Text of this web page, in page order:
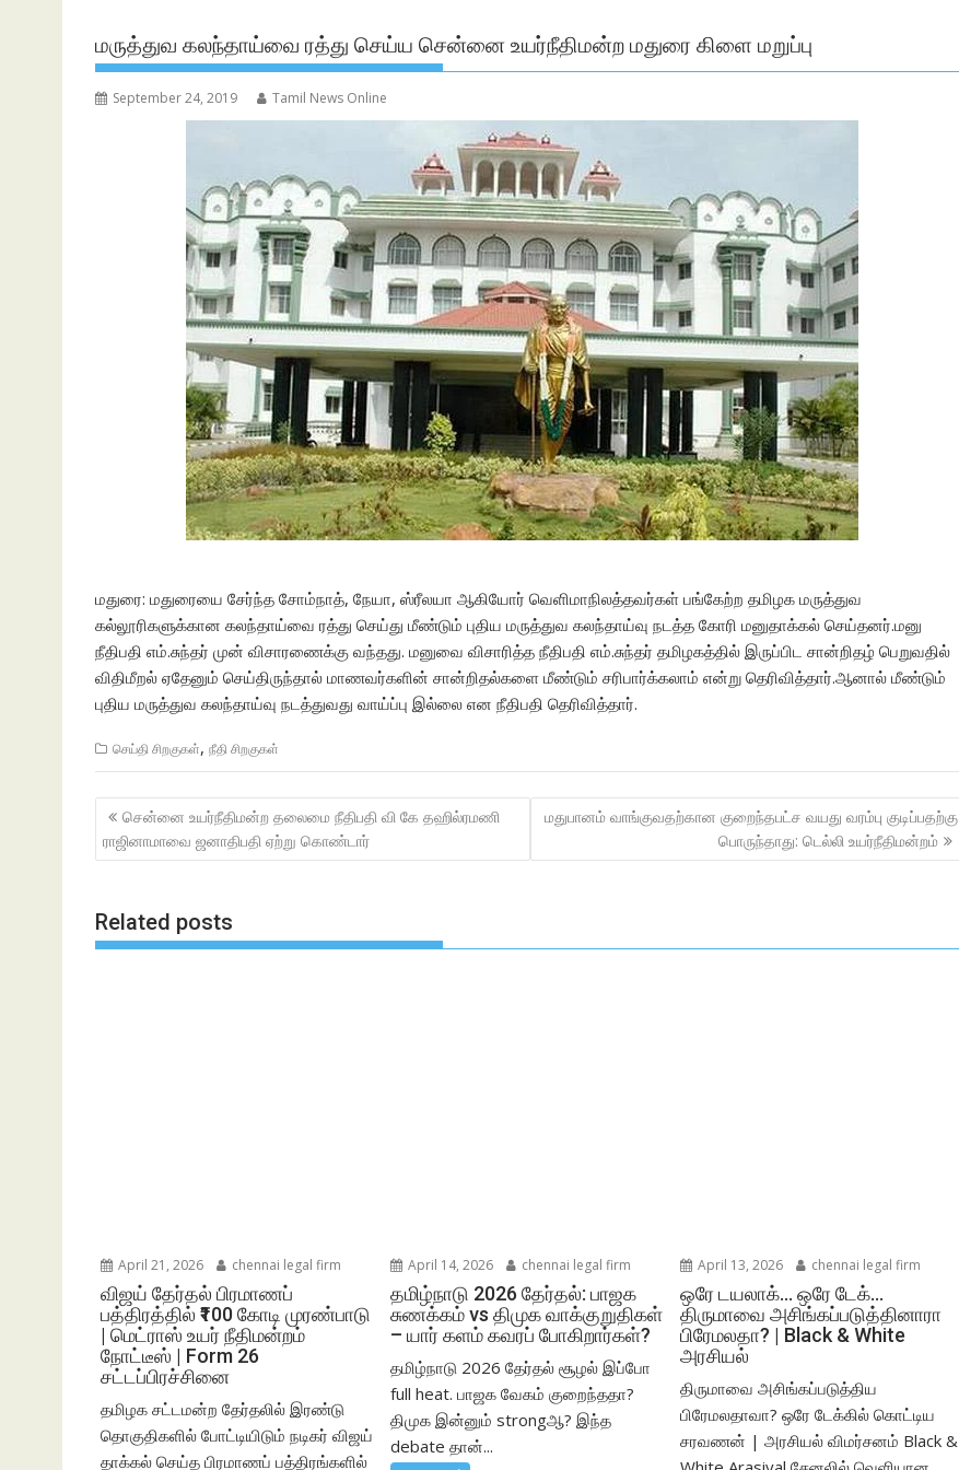
மருத்துவ கலந்தாய்வை ரத்து செய்ய சென்னை உயர்நீதிமன்ற மதுரை கிளை மறுப்பு
September 24, 2019 Tamil News Online
மதுரை: மதுரையை சேர்ந்த சோம்நாத், நேயா, ஸ்ரீலயா ஆகியோர் வெளிமாநிலத்தவர்கள் பங்கேற்ற தமிழக மருத்துவ
கல்லூரிகளுக்கான கலந்தாய்வை ரத்து செய்து மீண்டும் புதிய மருத்துவ கலந்தாய்வு நடத்த கோரி மனுதாக்கல் செய்தனர்.மனு
நீதிபதி எம்.சுந்தர் முன் விசாரணைக்கு வந்தது. மனுவை விசாரித்த நீதிபதி எம்.சுந்தர் தமிழகத்தில் இருப்பிட சான்றிதழ் பெறுவதில்
விதிமீறல் ஏதேனும் செய்திருந்தால் மாணவர்களின் சான்றிதல்களை மீண்டும் சரிபார்க்கலாம் என்று தெரிவித்தார்.ஆனால் மீண்டும்
புதிய மருத்துவ கலந்தாய்வு நடத்துவது வாய்ப்பு இல்லை என நீதிபதி தெரிவித்தார்.
செய்தி சிறகுகள், நீதி சிறகுகள்
Post
navigation
சென்னை உயர்நீதிமன்ற தலைமை நீதிபதி வி கே தஹில்ரமணி
ராஜினாமாவை ஜனாதிபதி ஏற்று கொண்டார்
மதுபானம் வாங்குவதற்கான குறைந்தபட்ச வயது வரம்பு குடிப்பதற்கு
பொருந்தாது: டெல்லி உயர்நீதிமன்றம்
Related posts
April 21, 2026 chennai legal firm
விஜய் தேர்தல் பிரமாணப்
பத்திரத்தில் ₹100 கோடி முரண்பாடு
| மெட்ராஸ் உயர் நீதிமன்றம்
நோட்டீஸ் | Form 26
சட்டப்பிரச்சினை
தமிழக சட்டமன்ற தேர்தலில் இரண்டு
தொகுதிகளில் போட்டியிடும் நடிகர் விஜய்
தாக்கல் செய்த பிரமாணப் பத்திரங்களில்
April 14, 2026 chennai legal firm
தமிழ்நாடு 2026 தேர்தல்: பாஜக
சுணக்கம் vs திமுக வாக்குறுதிகள்
– யார் களம் கவரப் போகிறார்கள்?
தமிழ்நாடு 2026 தேர்தல் சூழல் இப்போ
full heat. பாஜக வேகம் குறைந்ததா?
திமுக இன்னும் strongஆ? இந்த
debate தான்...
April 13, 2026 chennai legal firm
ஒரே டயலாக்… ஒரே டேக்…
திருமாவை அசிங்கப்படுத்தினாரா
பிரேமலதா? | Black & White
அரசியல்
திருமாவை அசிங்கப்படுத்திய
பிரேமலதாவா? ஒரே டேக்கில் கொட்டிய
சரவணன் | அரசியல் விமர்சனம் Black &